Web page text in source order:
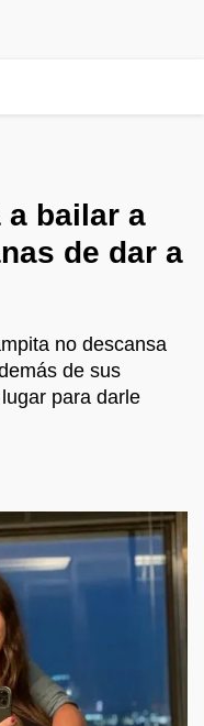
a bailar a
de dar a
no descansa
de sus
para darle